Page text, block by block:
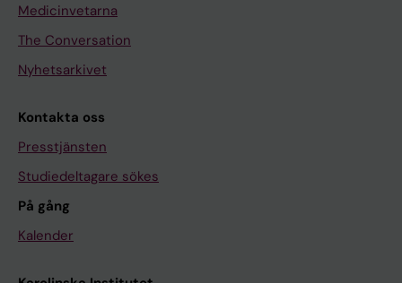
Medicinvetarna
The Conversation
Nyhetsarkivet
Kontakta oss
Presstjänsten
Studiedeltagare sökes
På gång
Kalender